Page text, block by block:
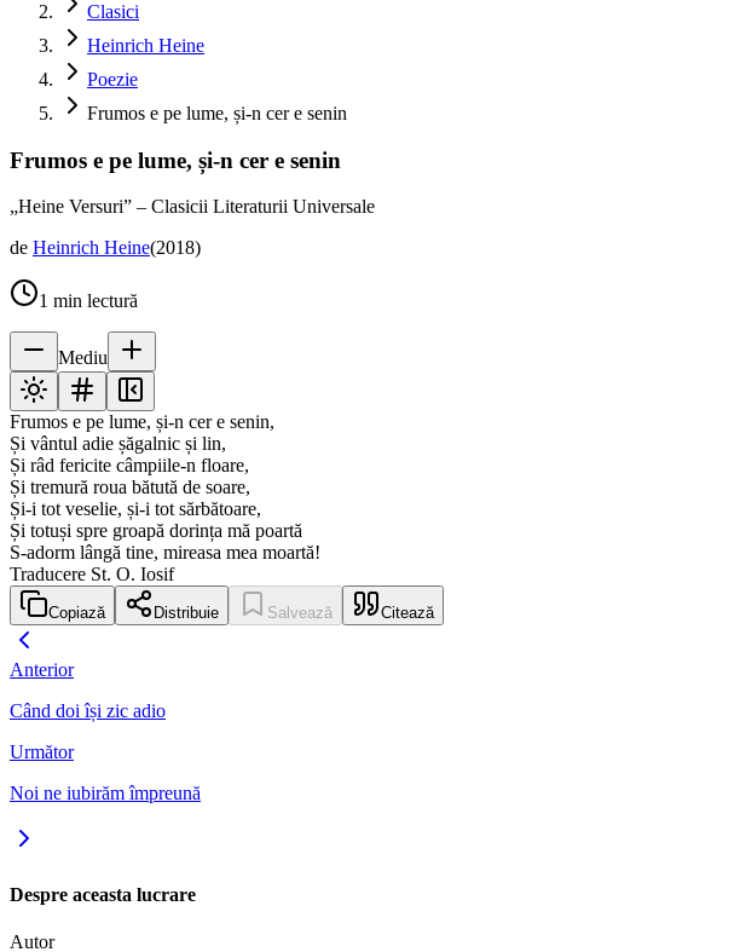
Clasici
Heinrich Heine
Poezie
Frumos e pe lume, și-n cer e senin
Frumos e pe lume, și-n cer e senin
„Heine Versuri” – Clasicii Literaturii Universale
de Heinrich Heine(2018)
1 min lectură
Mediu
Frumos e pe lume, și-n cer e senin,
Și vântul adie șăgalnic și lin,
Și râd fericite câmpiile-n floare,
Și tremură roua bătută de soare,
Și-i tot veselie, și-i tot sărbătoare,
Și totuși spre groapă dorința mă poartă
S-adorm lângă tine, mireasa mea moartă!
Traducere St. O. Iosif
Copiază Distribuie Salvează Citează
Anterior
Când doi își zic adio
Următor
Noi ne iubirăm împreună
Despre aceasta lucrare
Autor